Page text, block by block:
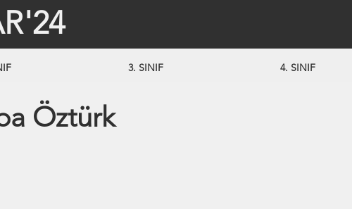
3. SINIF 4. SINIF
Öztürk